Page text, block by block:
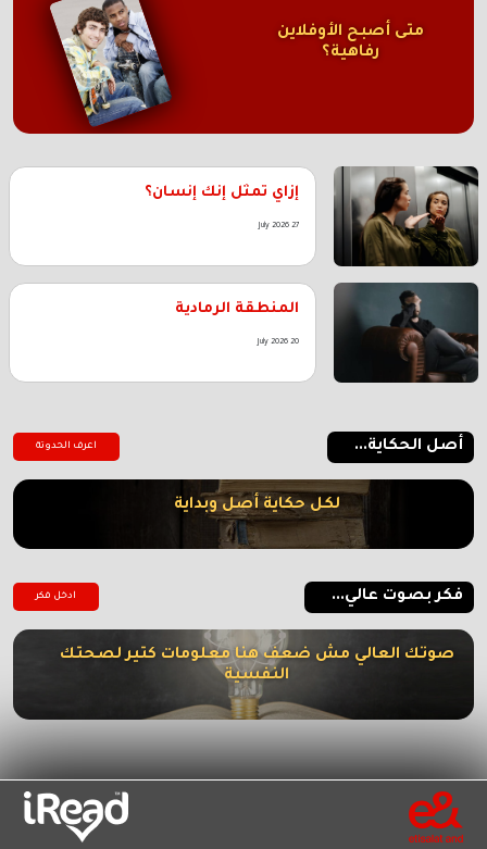
متى أصبح الأوفلاين
رفاهية؟
إزاي تمثل إنك إنسان؟
27 July 2026
المنطقة الرمادية
20 July 2026
أصل الحكاية... اعرف الحدوتة
لكل حكاية أصل وبداية
فكر بصوت عالي... ادخل فكر
صوتك العالي مش ضعف هنا معلومات كتير لصحتك
النفسية